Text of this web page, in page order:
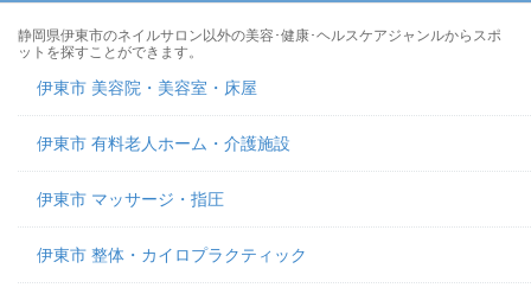
静岡県伊東市のネイルサロン以外の美容･健康･ヘルスケアジャンルからスポ
ットを探すことができます。
伊東市 美容院・美容室・床屋
伊東市 有料老人ホーム・介護施設
伊東市 マッサージ・指圧
伊東市 整体・カイロプラクティック